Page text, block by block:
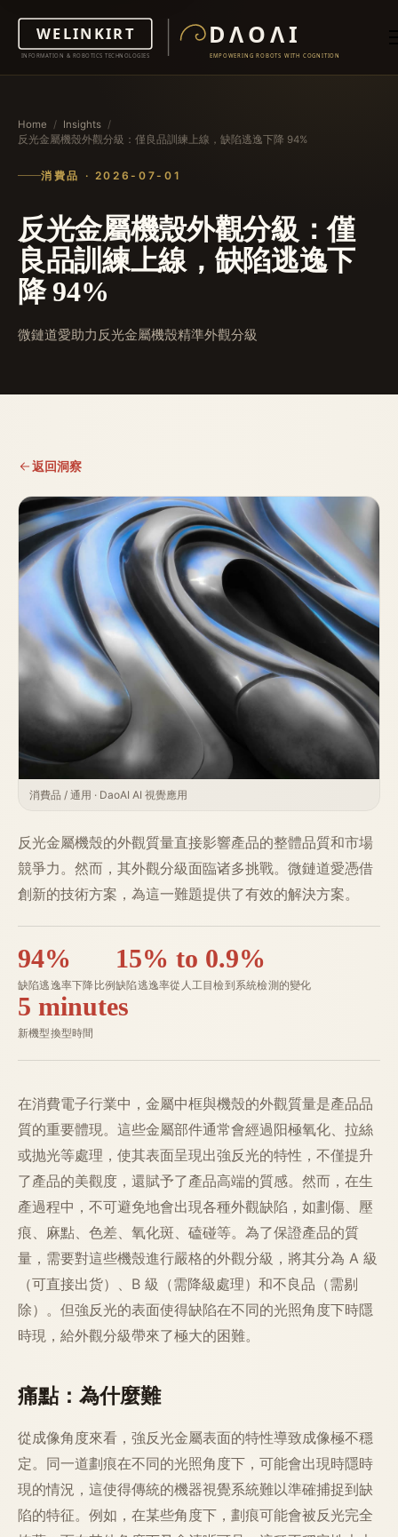
Home / Insights /
反光金屬機殼外觀分級：僅良品訓練上線，缺陷逃逸下降 94%
消費品 · 2026-07-01
反光金屬機殼外觀分級：僅
良品訓練上線，缺陷逃逸下
降 94%
微鏈道愛助力反光金屬機殼精準外觀分級
返回洞察
消費品 / 通用 · DaoAI AI 視覺應用
反光金屬機殼的外觀質量直接影響產品的整體品質和市場
競爭力。然而，其外觀分級面臨诸多挑戰。微鏈道愛憑借
創新的技術方案，為這一難題提供了有效的解決方案。
94%
缺陷逃逸率下降比例
15% to 0.9%
缺陷逃逸率從人工目檢到系統檢測的變化
5 minutes
新機型換型時間
在消費電子行業中，金屬中框與機殼的外觀質量是產品品
質的重要體現。這些金屬部件通常會經過阳極氧化、拉絲
或抛光等處理，使其表面呈現出強反光的特性，不僅提升
了產品的美觀度，還賦予了產品高端的質感。然而，在生
產過程中，不可避免地會出現各種外觀缺陷，如劃傷、壓
痕、麻點、色差、氧化斑、磕碰等。為了保證產品的質
量，需要對這些機殼進行嚴格的外觀分級，將其分為 A 級
（可直接出货）、B 級（需降級處理）和不良品（需剔
除）。但強反光的表面使得缺陷在不同的光照角度下時隱
時現，給外觀分級帶來了極大的困難。
痛點：為什麼難
從成像角度來看，強反光金屬表面的特性導致成像極不穩
定。同一道劃痕在不同的光照角度下，可能會出現時隱時
現的情況，這使得傳統的機器視覺系統難以準確捕捉到缺
陷的特征。例如，在某些角度下，劃痕可能會被反光完全